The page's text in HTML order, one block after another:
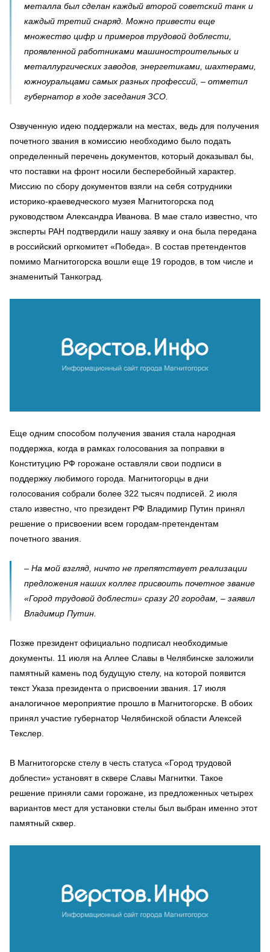
металла был сделан каждый второй советский танк и
каждый третий снаряд. Можно привести еще
множество цифр и примеров трудовой доблести,
проявленной работниками машиностроительных и
металлургических заводов, энергетиками, шахтерами,
южноуральцами самых разных профессий, – отметил
губернатор в ходе заседания ЗСО.
Озвученную идею поддержали на местах, ведь для получения
почетного звания в комиссию необходимо было подать
определенный перечень документов, который доказывал бы,
что поставки на фронт носили бесперебойный характер.
Миссию по сбору документов взяли на себя сотрудники
историко-краеведческого музея Магнитогорска под
руководством Александра Иванова. В мае стало известно, что
эксперты РАН подтвердили нашу заявку и она была передана
в российский оргкомитет «Победа». В состав претендентов
помимо Магнитогорска вошли еще 19 городов, в том числе и
знаменитый Танкоград.
Еще одним способом получения звания стала народная
поддержка, когда в рамках голосования за поправки в
Конституцию РФ горожане оставляли свои подписи в
поддержку любимого города. Магнитогорцы в дни
голосования собрали более 322 тысяч подписей. 2 июля
стало известно, что президент РФ Владимир Путин принял
решение о присвоении всем городам-претендентам
почетного звания.
– На мой взгляд, ничто не препятствует реализации
предложения наших коллег присвоить почетное звание
«Город трудовой доблести» сразу 20 городам, – заявил
Владимир Путин.
Позже президент официально подписал необходимые
документы. 11 июля на Аллее Славы в Челябинске заложили
памятный камень под будущую стелу, на которой появится
текст Указа президента о присвоении звания. 17 июля
аналогичное мероприятие прошло в Магнитогорске. В обоих
принял участие губернатор Челябинской области Алексей
Текслер.
В Магнитогорске стелу в честь статуса «Город трудовой
доблести» установят в сквере Славы Магнитки. Такое
решение приняли сами горожане, из предложенных четырех
вариантов мест для установки стелы был выбран именно этот
памятный сквер.